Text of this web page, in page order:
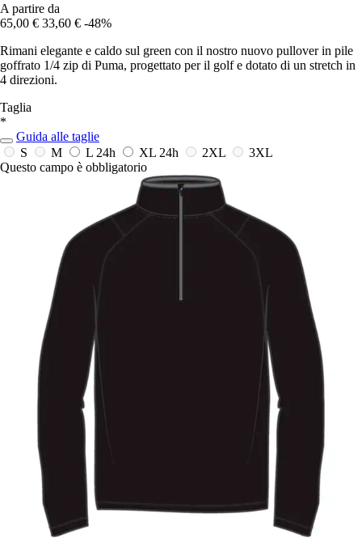
A partire da
65,00 € 33,60 € -48%
Rimani elegante e caldo sul green con il nostro nuovo pullover in pile
goffrato 1/4 zip di Puma, progettato per il golf e dotato di un stretch in
4 direzioni.
Taglia
*
Guida alle taglie
S
M L 24h XL 24h 2XL
3XL
Questo campo è obbligatorio